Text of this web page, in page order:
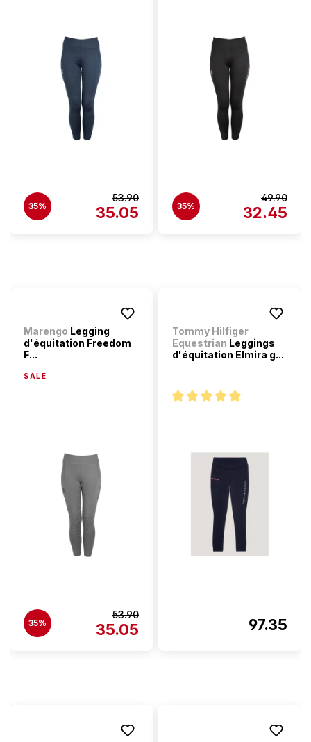
35%
53.90
35.05 35%
49.90
32.45
Marengo Legging
d'équitation Freedom
F...
SALE
35%
53.90
35.05
Tommy Hilfiger
Equestrian Leggings
d'équitation Elmira g...
97.35